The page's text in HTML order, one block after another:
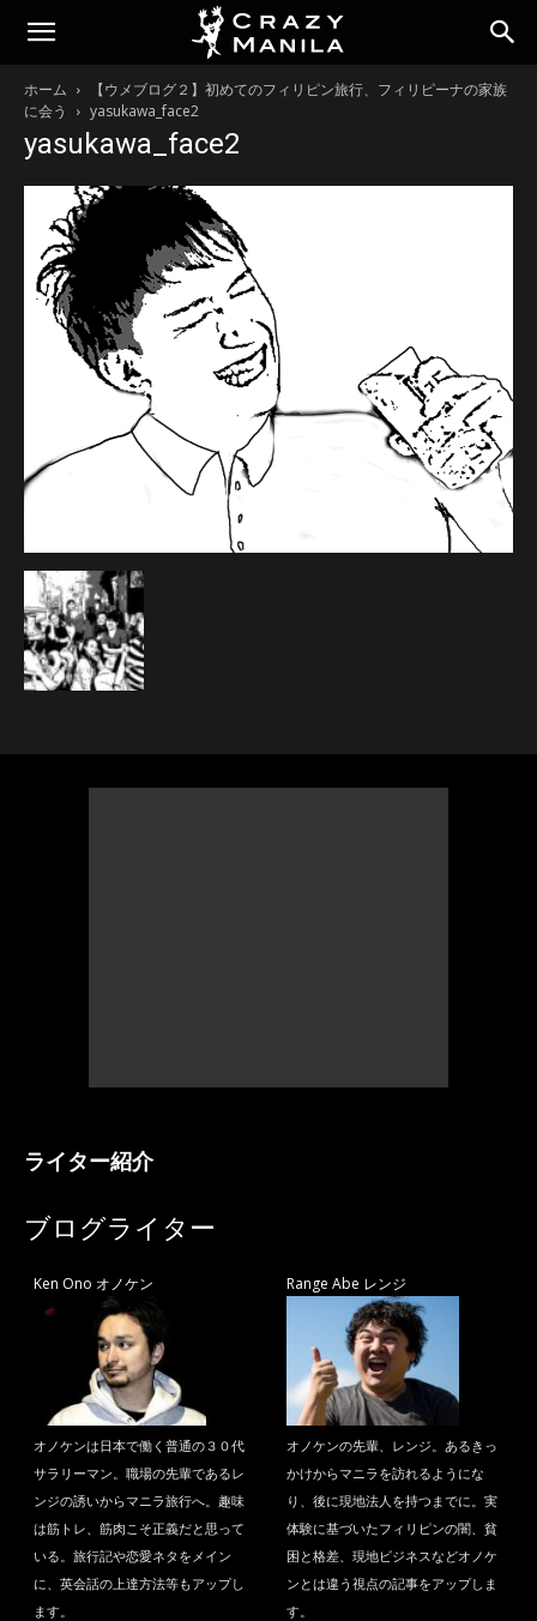
ホーム
【ウメブログ２】初めてのフィリピン旅行、フィリピーナの家族
に会う
yasukawa_face2
yasukawa_face2
ライター紹介
ブログライター
Ken Ono オノケン
オノケンは日本で働く普通の３０代
サラリーマン。職場の先輩であるレ
ンジの誘いからマニラ旅行へ。趣味
は筋トレ、筋肉こそ正義だと思って
いる。旅行記や恋愛ネタをメイン
に、英会話の上達方法等もアップし
ます。
Range Abe レンジ
オノケンの先輩、レンジ。あるきっ
かけからマニラを訪れるようにな
り、後に現地法人を持つまでに。実
体験に基づいたフィリピンの闇、貧
困と格差、現地ビジネスなどオノケ
ンとは違う視点の記事をアップしま
す。